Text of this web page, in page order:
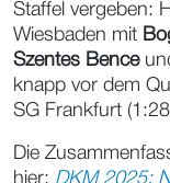
Staffel vergeben:
Wiesbaden mit
Szentes Bence
knapp vor dem
SG Frankfurt
Die
hier: DKM 2025: